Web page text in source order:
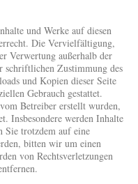
und Werke auf diesen
Die Vervielfältigung,
Verwertung außerhalb der
schriftlichen Zustimmung des
und Kopien dieser Seite
Gebrauch gestattet.
Betreiber erstellt wurden,
Insbesondere werden Inhalte
Sie trotzdem auf eine
bitten wir um einen
von Rechtsverletzungen